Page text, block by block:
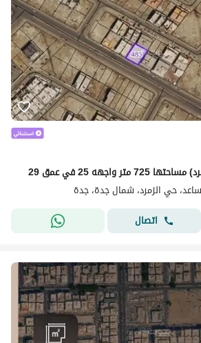
واجهه 25 في عمق 29
حي الزمرد، شمال جدة، جدة
اتصال